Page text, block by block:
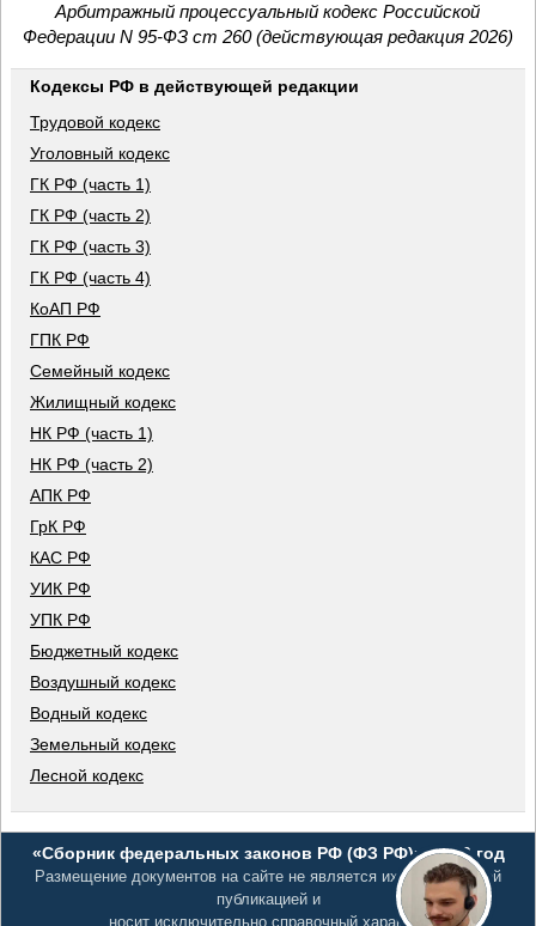
Арбитражный процессуальный кодекс Российской
Федерации N 95-ФЗ ст 260 (действующая редакция 2026)
Кодексы РФ в действующей редакции
Трудовой кодекс
Уголовный кодекс
ГК РФ (часть 1)
ГК РФ (часть 2)
ГК РФ (часть 3)
ГК РФ (часть 4)
КоАП РФ
ГПК РФ
Семейный кодекс
Жилищный кодекс
НК РФ (часть 1)
НК РФ (часть 2)
АПК РФ
ГрК РФ
КАС РФ
УИК РФ
УПК РФ
Бюджетный кодекс
Воздушный кодекс
Водный кодекс
Земельный кодекс
Лесной кодекс
«Сборник федеральных законов РФ (ФЗ РФ)», 2026 год
Размещение документов на сайте не является их официальной
публикацией и
носит исключительно справочный характер